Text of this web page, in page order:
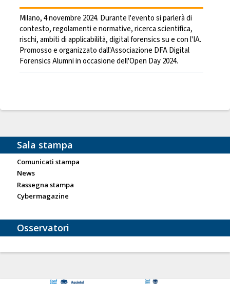
Milano, 4 novembre 2024. Durante l'evento si parlerà di
contesto, regolamenti e normative, ricerca scientifica,
rischi, ambiti di applicabilità, digital forensics su e con l'IA.
Promosso e organizzato dall'Associazione DFA Digital
Forensics Alumni in occasione dell'Open Day 2024.
Sala stampa
Comunicati stampa
News
Rassegna stampa
Cybermagazine
Osservatori